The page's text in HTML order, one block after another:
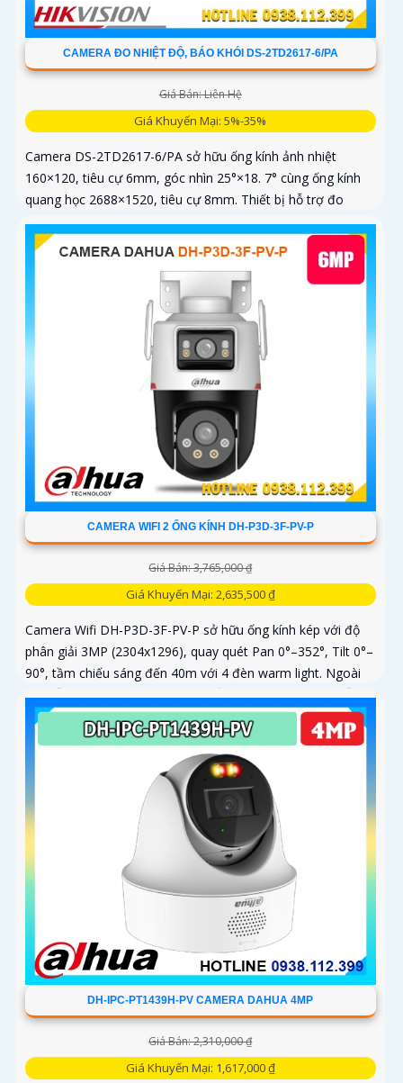
CAMERA ĐO NHIỆT ĐỘ, BÁO KHÓI DS-2TD2617-6/PA
Giá Bán: Liên Hệ
Giá Khuyến Mại: 5%-35%
Camera DS-2TD2617-6/PA sở hữu ống kính ảnh nhiệt
160×120, tiêu cự 6mm, góc nhìn 25°×18. 7° cùng ống kính
quang học 2688×1520, tiêu cự 8mm. Thiết bị hỗ trợ đo
nhiệt độ trong...
CAMERA WIFI 2 ỐNG KÍNH DH-P3D-3F-PV-P
Giá Bán: 3,765,000 ₫
Giá Khuyến Mại: 2,635,500 ₫
Camera Wifi DH-P3D-3F-PV-P sở hữu ống kính kép với độ
phân giải 3MP (2304x1296), quay quét Pan 0°–352°, Tilt 0°–
90°, tầm chiếu sáng đến 40m với 4 đèn warm light. Ngoài
ra, mẫu camera này còn đạt chuẩn chống nước IP66, hỗ trợ
thẻ nhớ tối đa 256GB, kết nối Wi-Fi 2
DH-IPC-PT1439H-PV CAMERA DAHUA 4MP
Giá Bán: 2,310,000 ₫
Giá Khuyến Mại: 1,617,000 ₫